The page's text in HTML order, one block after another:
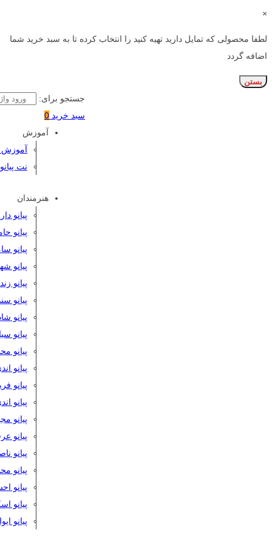
×
لطفا محصولی که تمایل دارید تهیه کنید را انتخاب کرده تا به سبد خرید شما
اضافه گردد
بستن
جستجو برای:
سبد خرید 0
آموزش
آموزش
نت پیانو
هنرمندان
پیانو
پیانو
پیانو
پیانو
پیانو
پیانو
پیانو
پیانو
پیانو
پیانو
پیانو
پیانو
پیانو
پیانو
پیانو
پیانو
پیانو
پیانو
پیانو